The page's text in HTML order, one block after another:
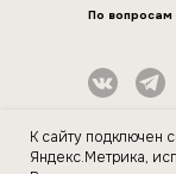
По вопросам
ИНН
К сайту подключен
Яндекс.Метрика,